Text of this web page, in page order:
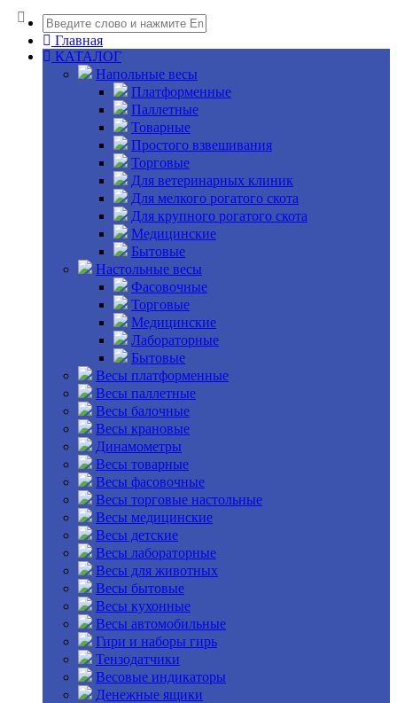
Главная
КАТАЛОГ
Напольные весы
Платформенные
Паллетные
Товарные
Простого взвешивания
Торговые
Для ветеринарных клиник
Для мелкого рогатого скота
Для крупного рогатого скота
Медицинские
Бытовые
Настольные весы
Фасовочные
Торговые
Медицинские
Лабораторные
Бытовые
Весы платформенные
Весы паллетные
Весы балочные
Весы крановые
Динамометры
Весы товарные
Весы фасовочные
Весы торговые настольные
Весы медицинские
Весы детские
Весы лабораторные
Весы для животных
Весы бытовые
Весы кухонные
Весы автомобильные
Гири и наборы гирь
Тензодатчики
Весовые индикаторы
Денежные ящики